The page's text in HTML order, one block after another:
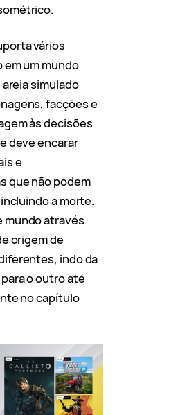
vários
um mundo
simulado
facções e
às decisões
deve encarar
e
que não podem
a morte.
mundo através
origem de
indo da
o outro até
no capítulo